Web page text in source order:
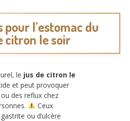
pour l’estomac du
citron le soir
le jus de citron le
et peut provoquer
des reflux chez
Ceux
ou d’ulcère